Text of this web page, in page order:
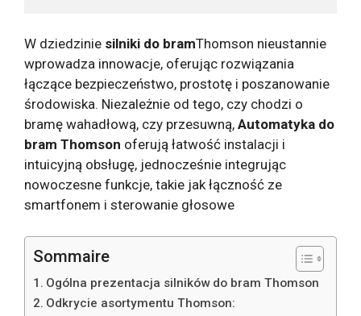
W dziedzinie silniki do bramThomson nieustannie
wprowadza innowacje, oferując rozwiązania
łączące bezpieczeństwo, prostotę i poszanowanie
środowiska. Niezależnie od tego, czy chodzi o
bramę wahadłową, czy przesuwną, Automatyka do
bram Thomson oferują łatwość instalacji i
intuicyjną obsługę, jednocześnie integrując
nowoczesne funkcje, takie jak łączność ze
smartfonem i sterowanie głosowe
Sommaire
Ogólna prezentacja silników do bram Thomson
Odkrycie asortymentu Thomson: